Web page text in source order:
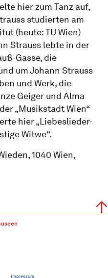
hier zum Tanz auf,
studierten am
(heute: TU Wien)
Strauss lebte in der
Gasse, die
um Johann Strauss
und Werk, die
Geiger und Alma
„Musikstadt Wien“
hier „Liebeslieder-
Witwe“.
1040 Wien,
Impressum